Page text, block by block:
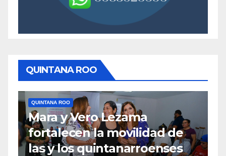
QUINTANA ROO
QUINTANA ROO
Mara y Vero Lezama
fortalecen la movilidad de
las y los quintanarroenses